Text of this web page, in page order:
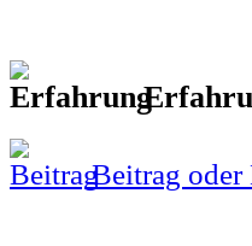
Beitrag oder